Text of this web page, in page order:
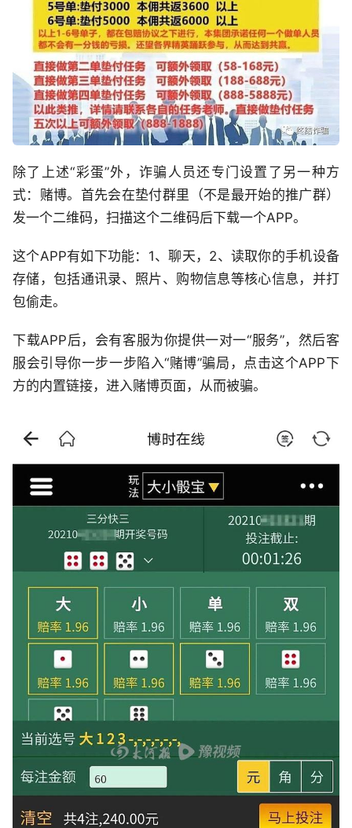
除了上述“彩蛋”外，诈骗人员还专门设置了另一种方
式：赌博。首先会在垫付群里（不是最开始的推广群）
发一个二维码，扫描这个二维码后下载一个APP。
这个APP有如下功能：1、聊天，2、读取你的手机设备
存储，包括通讯录、照片、购物信息等核心信息，并打
包偷走。
下载APP后，会有客服为你提供一对一“服务”，然后客
服会引导你一步一步陷入“赌博”骗局，点击这个APP下
方的内置链接，进入赌博页面，从而被骗。